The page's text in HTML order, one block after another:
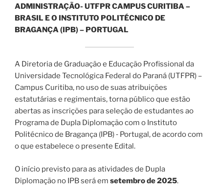
ADMINISTRAÇÃO- UTFPR CAMPUS CURITIBA –
BRASIL E O INSTITUTO POLITÉCNICO DE
BRAGANÇA (IPB) – PORTUGAL
A Diretoria de Graduação e Educação Profissional da
Universidade Tecnológica Federal do Paraná (UTFPR) –
Campus Curitiba, no uso de suas atribuições
estatutárias e regimentais, torna público que estão
abertas as inscrições para seleção de estudantes ao
Programa de Dupla Diplomação com o Instituto
Politécnico de Bragança (IPB) ‐ Portugal, de acordo com
o que estabelece o presente Edital.
O início previsto para as atividades de Dupla
Diplomação no IPB será em setembro de 2025.